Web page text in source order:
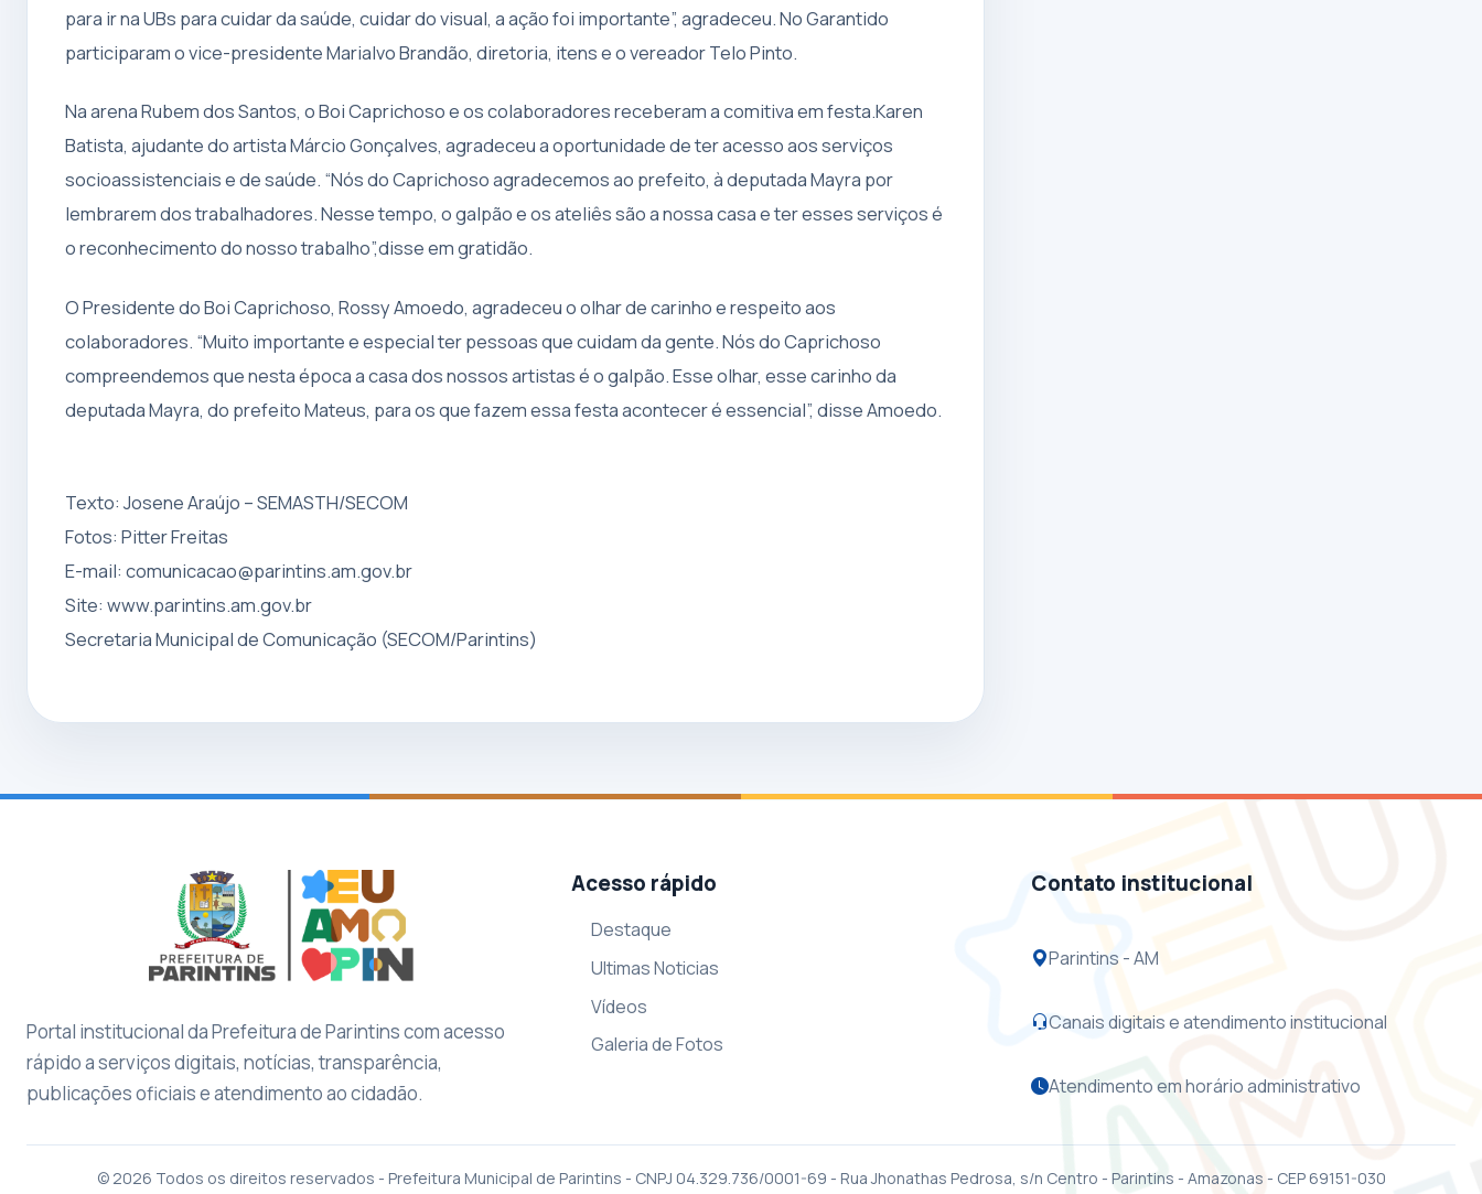
para ir na UBs para cuidar da saúde, cuidar do visual, a ação foi importante”, agradeceu. No Garantido
participaram o vice-presidente Marialvo Brandão, diretoria, itens e o vereador Telo Pinto.
Na arena Rubem dos Santos, o Boi Caprichoso e os colaboradores receberam a comitiva em festa.Karen
Batista, ajudante do artista Márcio Gonçalves, agradeceu a oportunidade de ter acesso aos serviços
socioassistenciais e de saúde. “Nós do Caprichoso agradecemos ao prefeito, à deputada Mayra por
lembrarem dos trabalhadores. Nesse tempo, o galpão e os ateliês são a nossa casa e ter esses serviços é
o reconhecimento do nosso trabalho”,disse em gratidão.
O Presidente do Boi Caprichoso, Rossy Amoedo, agradeceu o olhar de carinho e respeito aos
colaboradores. “Muito importante e especial ter pessoas que cuidam da gente. Nós do Caprichoso
compreendemos que nesta época a casa dos nossos artistas é o galpão. Esse olhar, esse carinho da
deputada Mayra, do prefeito Mateus, para os que fazem essa festa acontecer é essencial”, disse Amoedo.
Texto: Josene Araújo – SEMASTH/SECOM
Fotos: Pitter Freitas
E-mail:comunicacao@parintins.am.gov.br
Site: www.parintins.am.gov.br
Secretaria Municipal de Comunicação (SECOM/Parintins)
Portal institucional da Prefeitura de Parintins com acesso
rápido a serviços digitais, notícias, transparência,
publicações oficiais e atendimento ao cidadão.
Acesso rápido
Destaque
Ultimas Noticias
Vídeos
Galeria de Fotos
Contato institucional
Parintins - AM
Canais digitais e atendimento institucional
Atendimento em horário administrativo
© 2026 Todos os direitos reservados - Prefeitura Municipal de Parintins - CNPJ 04.329.736/0001-69 - Rua Jhonathas Pedrosa, s/n Centro - Parintins - Amazonas - CEP 69151-030